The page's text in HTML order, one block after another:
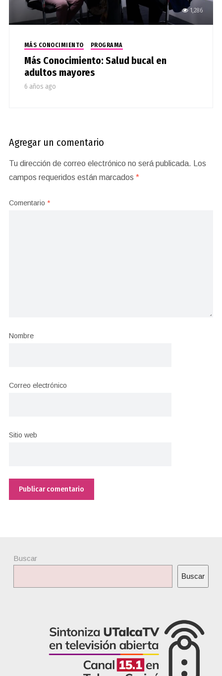
1,286
MÁS CONOCIMIENTO PROGRAMA
Más Conocimiento: Salud bucal en
adultos mayores
6 años ago
Agregar un comentario
Tu dirección de correo electrónico no será publicada.
Los
campos requeridos están marcados *
Comentario *
Nombre
Correo electrónico
Sitio web
Buscar
Buscar